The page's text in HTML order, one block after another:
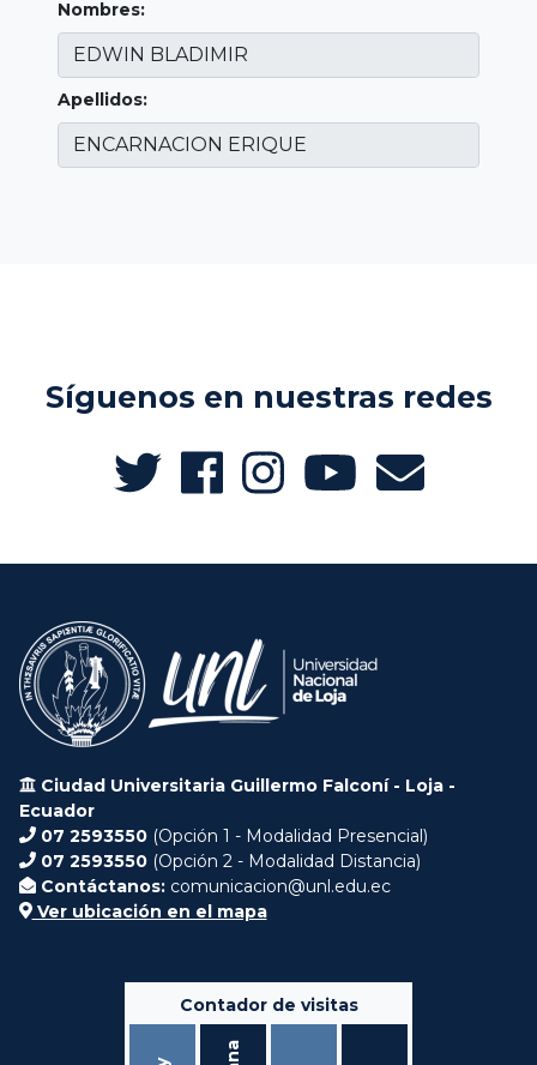
Nombres:
Apellidos:
Síguenos en nuestras redes
Ciudad Universitaria Guillermo Falconí - Loja -
Ecuador
07 2593550 (Opción 1 - Modalidad Presencial)
07 2593550 (Opción 2 - Modalidad Distancia)
Contáctanos: comunicacion@unl.edu.ec
Ver ubicación en el mapa
Contador de visitas